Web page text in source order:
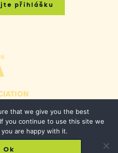
přihlášku
that we give you the best
you continue to use this site we
are happy with it.
Ok